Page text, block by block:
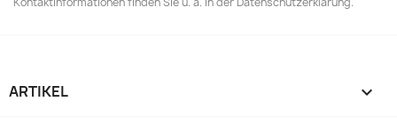
ARTIKEL 